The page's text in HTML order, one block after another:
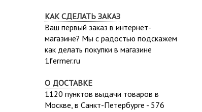
КАК СДЕЛАТЬ ЗАКАЗ
Ваш первый заказ в интернет-
магазине? Мы с радостью подскажем
как делать покупки в магазине
1fermer.ru
О ДОСТАВКЕ
1120 пунктов выдачи товаров в
Москве, в Санкт-Петербурге - 576